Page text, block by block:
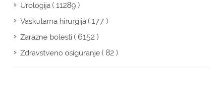
Urologija( 11289 )
Vaskularna hirurgija( 177 )
Zarazne bolesti( 6152 )
Zdravstveno osiguranje( 82 )